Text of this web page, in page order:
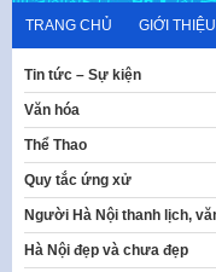
TRANG CHỦ GIỚI THIỆU
Tin tức – Sự kiện
Văn hóa
Thể Thao
Quy tắc ứng xử
Người Hà Nội thanh lịch,
Hà Nội đẹp và chưa đẹp